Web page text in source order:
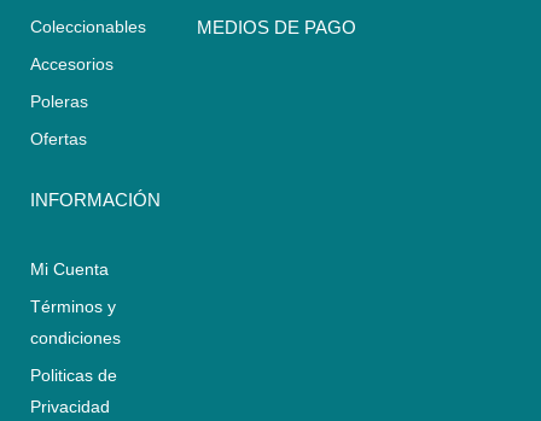
Coleccionables
Accesorios
Poleras
Ofertas
INFORMACIÓN
Mi Cuenta
Términos y
condiciones
Politicas de
Privacidad
s
a
b
MEDIOS DE PAGO